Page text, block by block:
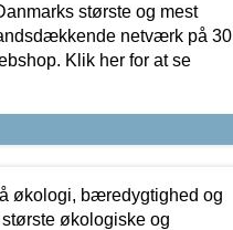
største og mest
netværk på 30
Klik her for at se
økologi, bæredygtighed og
økologiske og